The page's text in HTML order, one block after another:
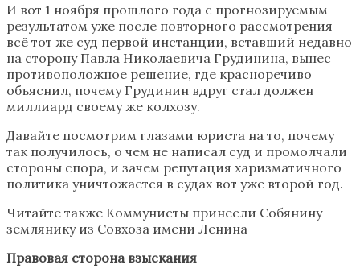
И вот 1 ноября прошлого года с прогнозируемым
результатом уже после повторного рассмотрения
всё тот же суд первой инстанции, вставший недавно
на сторону Павла Николаевича Грудинина, вынес
противоположное решение, где красноречиво
объяснил, почему Грудинин вдруг стал должен
миллиард своему же колхозу.
Давайте посмотрим глазами юриста на то, почему
так получилось, о чем не написал суд и промолчали
стороны спора, и зачем репутация харизматичного
политика уничтожается в судах вот уже второй год.
Читайте также Коммунисты принесли Собянину
землянику из Совхоза имени Ленина
Правовая сторона взыскания